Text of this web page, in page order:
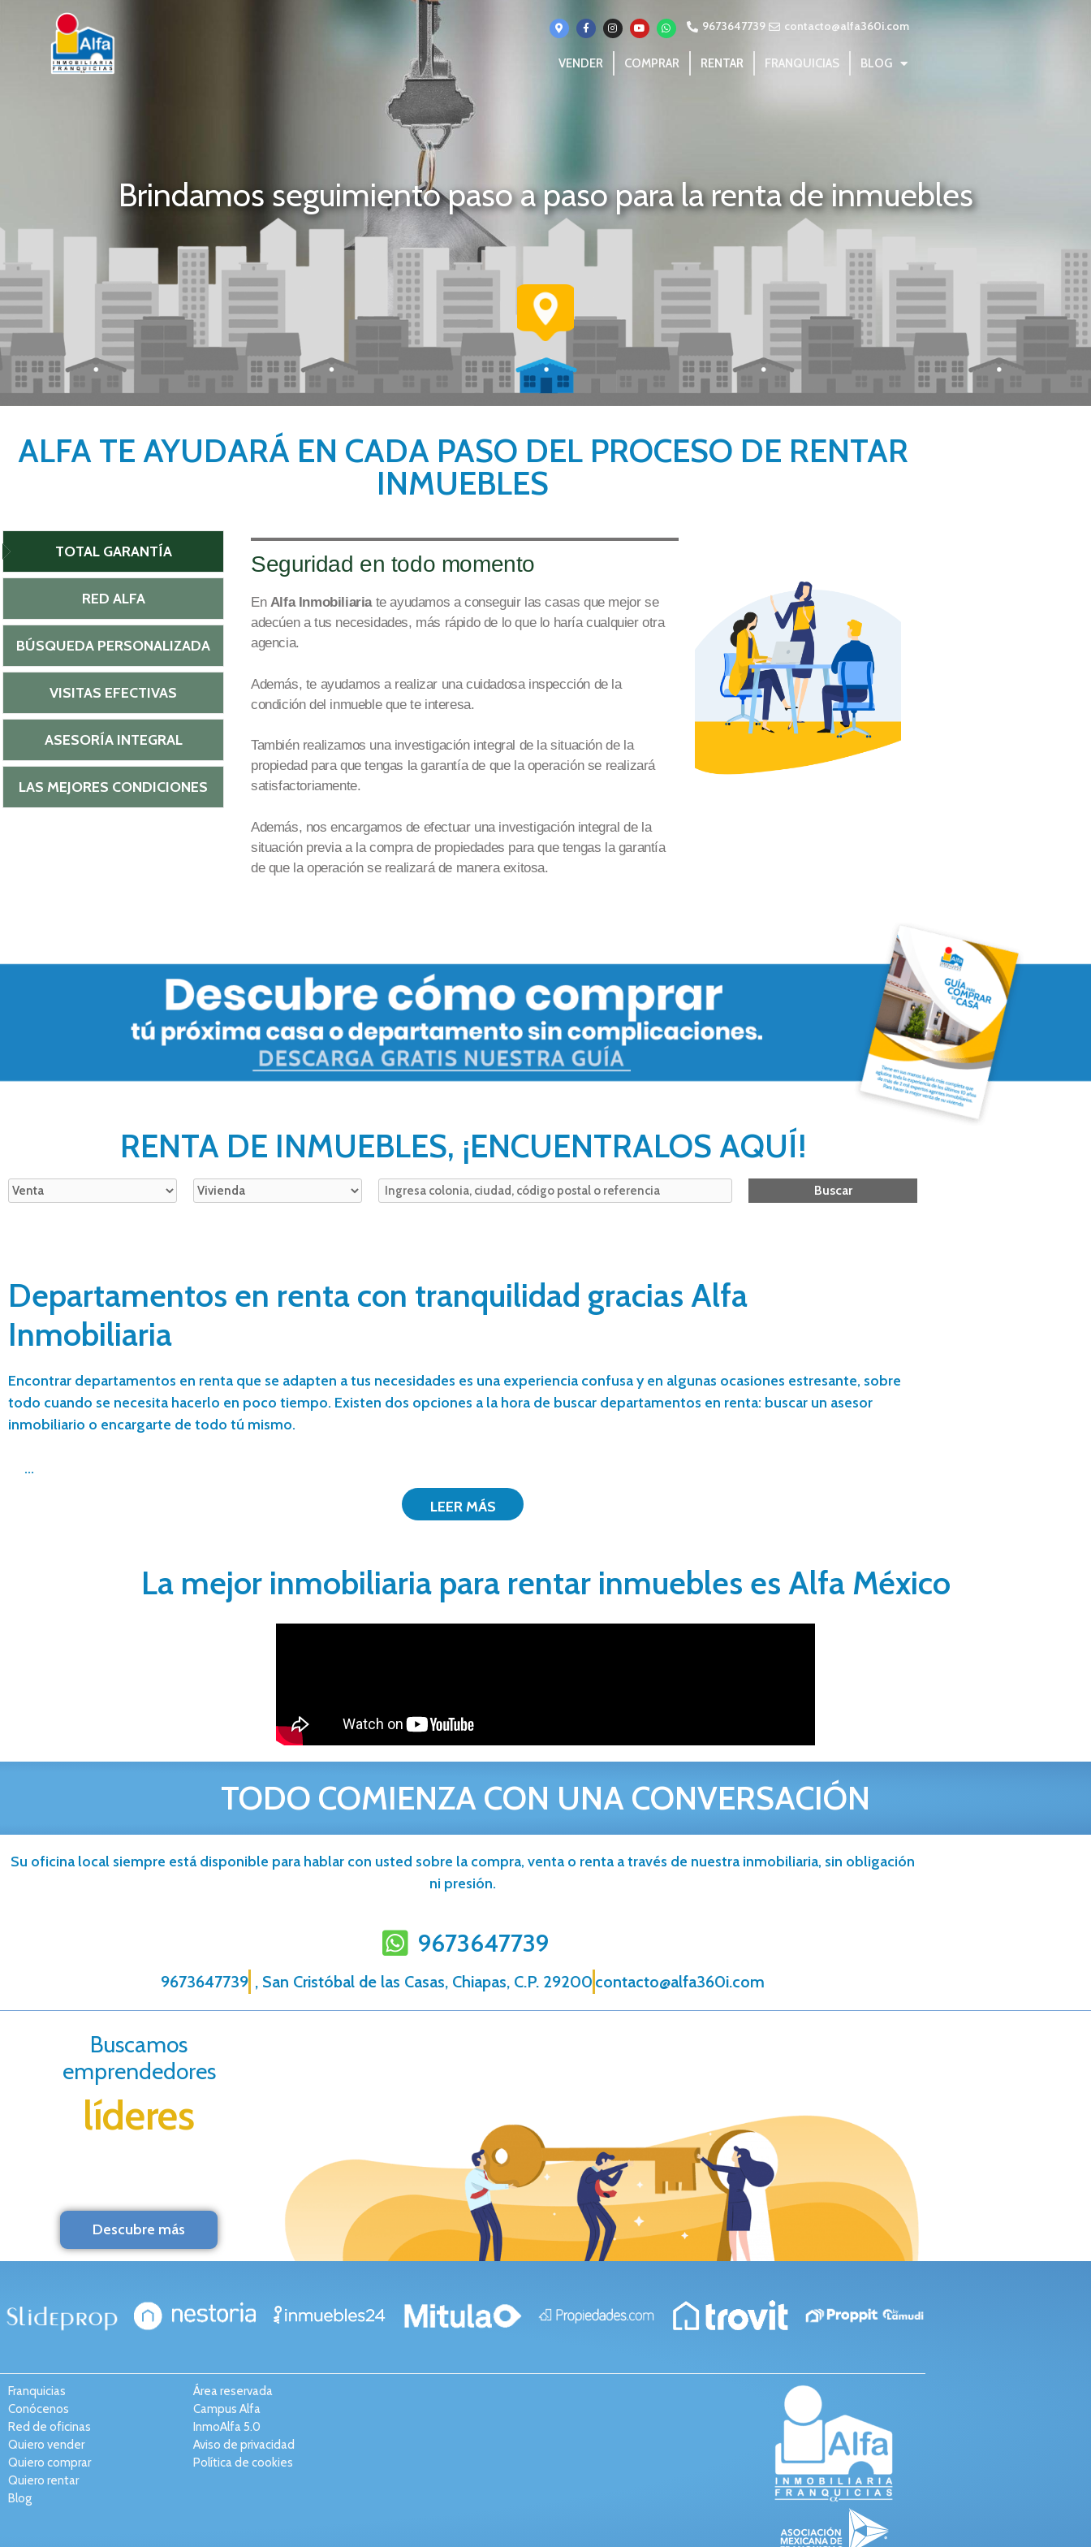
9673647739 contacto@alfa360i.com
VENDER COMPRAR RENTAR FRANQUICIAS BLOG
Brindamos seguimiento paso a paso para la renta de inmuebles
ALFA TE AYUDARÁ EN CADA PASO DEL PROCESO DE RENTAR
INMUEBLES
TOTAL GARANTÍA
RED ALFA
BÚSQUEDA PERSONALIZADA
VISITAS EFECTIVAS
ASESORÍA INTEGRAL
LAS MEJORES CONDICIONES
Seguridad en todo momento
En Alfa Inmobiliariate ayudamos a conseguirlas casas que mejor se
adecúen a tus necesidades, más rápido de lo que lo haría cualquier otra
agencia.
Además, te ayudamos a realizar unacuidadosainspección de la
condición del inmueble que te interesa.
También realizamos una investigación integral de la situaciónde la
propiedad para que tengas la garantía de que la operación se realizará
satisfactoriamente.
Además, nos encargamos de efectuar una investigación integral de la
situación previa a la compra de propiedades para que tengas la garantía
de que la operación se realizará de manera exitosa.
RENTA DE INMUEBLES, ¡ENCUENTRALOS AQUÍ!
Departamentos en renta con tranquilidad gracias Alfa
Inmobiliaria
Encontrar departamentos en renta que se adapten a tus necesidades es una experiencia confusa y en algunas ocasiones estresante, sobre
todo cuando se necesita hacerlo en poco tiempo. Existen dos opciones a la hora de buscar departamentos en renta: buscar un asesor
inmobiliario o encargarte de todo tú mismo.
...
LEER MÁS
La mejor inmobiliaria para rentar inmuebles es Alfa México
TODO COMIENZA CON UNA CONVERSACIÓN
Su oficina local siempre está disponible para hablar con usted sobre la compra, venta o renta a través de nuestra inmobiliaria, sin obligación
ni presión.
9673647739
9673647739 , San Cristóbal de las Casas, Chiapas, C.P. 29200 contacto@alfa360i.com
Buscamos
emprendedores
líderes
Descubre más
Franquicias
Conócenos
Red de oficinas
Quiero vender
Quiero comprar
Quiero rentar
Blog
Área reservada
Campus Alfa
InmoAlfa 5.0
Aviso de privacidad
Política de cookies